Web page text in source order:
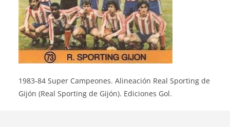
1983-84 Super Campeones. Alineación Real Sporting de
Gijón (Real Sporting de Gijón). Ediciones Gol.